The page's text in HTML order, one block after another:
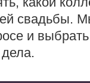
свадьбы.
и